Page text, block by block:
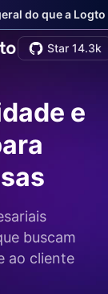
do que a
Star 14.3k
e
buscam
ao cliente